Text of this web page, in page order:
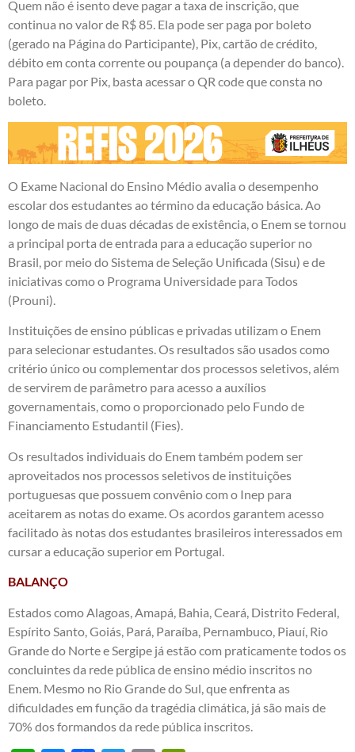
Quem não é isento deve pagar a taxa de inscrição, que
continua no valor de R$ 85. Ela pode ser paga por boleto
(gerado na Página do Participante), Pix, cartão de crédito,
débito em conta corrente ou poupança (a depender do banco).
Para pagar por Pix, basta acessar o QR code que consta no
boleto.
O Exame Nacional do Ensino Médio avalia o desempenho
escolar dos estudantes ao término da educação básica. Ao
longo de mais de duas décadas de existência, o Enem se tornou
a principal porta de entrada para a educação superior no
Brasil, por meio do Sistema de Seleção Unificada (Sisu) e de
iniciativas como o Programa Universidade para Todos
(Prouni).
Instituições de ensino públicas e privadas utilizam o Enem
para selecionar estudantes. Os resultados são usados como
critério único ou complementar dos processos seletivos, além
de servirem de parâmetro para acesso a auxílios
governamentais, como o proporcionado pelo Fundo de
Financiamento Estudantil (Fies).
Os resultados individuais do Enem também podem ser
aproveitados nos processos seletivos de instituições
portuguesas que possuem convênio com o Inep para
aceitarem as notas do exame. Os acordos garantem acesso
facilitado às notas dos estudantes brasileiros interessados em
cursar a educação superior em Portugal.
BALANÇO
Estados como Alagoas, Amapá, Bahia, Ceará, Distrito Federal,
Espírito Santo, Goiás, Pará, Paraíba, Pernambuco, Piauí, Rio
Grande do Norte e Sergipe já estão com praticamente todos os
concluintes da rede pública de ensino médio inscritos no
Enem. Mesmo no Rio Grande do Sul, que enfrenta as
dificuldades em função da tragédia climática, já são mais de
70% dos formandos da rede pública inscritos.